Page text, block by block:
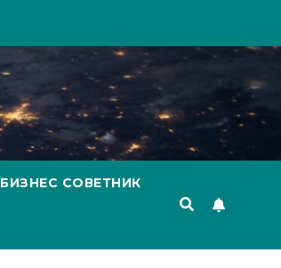
БИЗНЕС СОВЕТНИК